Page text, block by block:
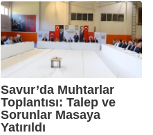
Savur’da Muhtarlar
Toplantısı: Talep ve
Sorunlar Masaya
Yatırıldı